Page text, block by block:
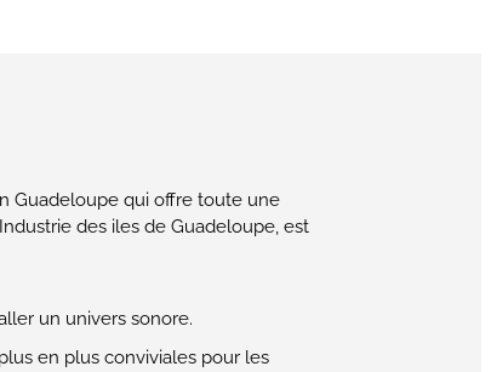
Guadeloupe qui offre toute une
des iles de Guadeloupe, est
un univers sonore.
en plus conviviales pour les